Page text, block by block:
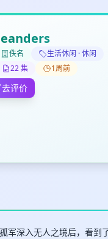
佚名
生活休闲 · 休闲
22 集 1周前
去评价
军深入无人之境后，看到